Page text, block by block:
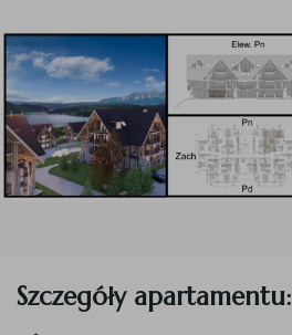
Szczegóły apartamentu: